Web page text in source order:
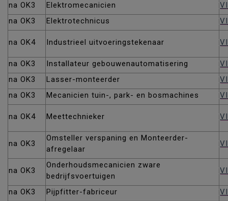
na OK3 Elektromecanicien
na OK3
Elektrotechnicus
na OK4 Industrieel uitvoeringstekenaar
na OK3 Installateur gebouwenautomatisering
na OK3
Lasser-monteerder
na OK3
Mecanicien tuin-, park- en bosmachines
na OK4 Meettechnieker
na OK3
Omsteller verspaning en Monteerder-
afregelaar
na OK3
Onderhoudsmecanicien zware
bedrijfsvoertuigen
na OK3 Pijpfitter-fabriceur